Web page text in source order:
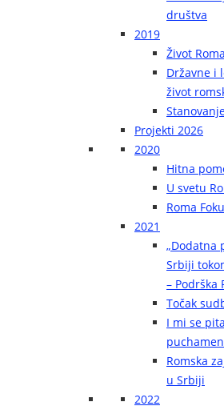
društva
2019
Život
Državne i
život
Projekti 2026
2020
Hitna
U svetu
Roma
2021
„Dodatna
Srbiji
– Podrška
Točak
I mi se
puchamen
Romska
u Srbiji
2022